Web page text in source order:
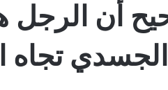
أن الرجل
تجاه